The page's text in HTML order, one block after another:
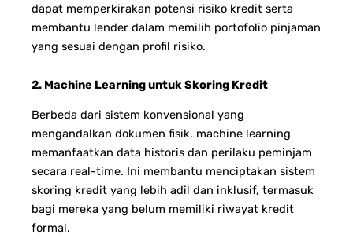
dapat memperkirakan potensi risiko kredit serta
membantu lender dalam memilih portofolio pinjaman
yang sesuai dengan profil risiko.
2. Machine Learning untuk Skoring Kredit
Berbeda dari sistem konvensional yang
mengandalkan dokumen fisik, machine learning
memanfaatkan data historis dan perilaku peminjam
secara real-time. Ini membantu menciptakan sistem
skoring kredit yang lebih adil dan inklusif, termasuk
bagi mereka yang belum memiliki riwayat kredit
formal.